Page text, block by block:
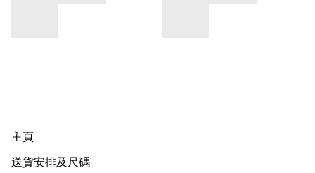
主頁
送貨安排及尺碼